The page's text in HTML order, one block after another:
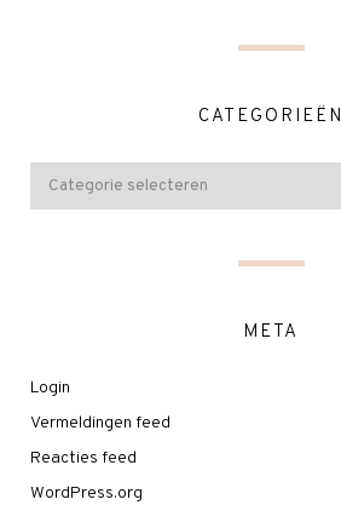
CATEGORIEËN
META
Login
Vermeldingen feed
Reacties feed
WordPress.org